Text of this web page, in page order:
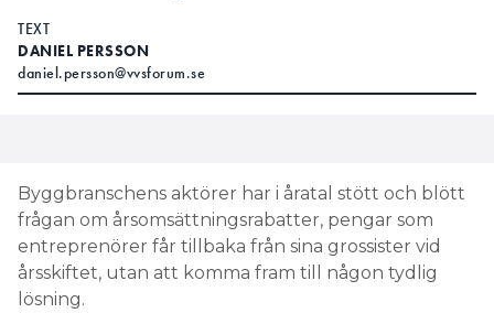
TEXT
DANIEL PERSSON
daniel.persson@vvsforum.se
Byggbranschens aktörer har i åratal stött och blött
frågan om årsomsättningsrabatter, pengar som
entreprenörer får tillbaka från sina grossister vid
årsskiftet, utan att komma fram till någon tydlig
lösning.